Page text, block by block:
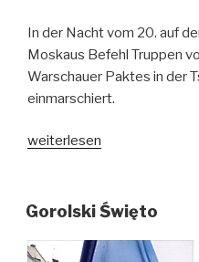
In der Nacht vom 20. auf
Moskaus Befehl Truppen
Warschauer Paktes in der
einmarschiert.
„Zerschlagung
Frühlings
55
weiterlesen
Gorolski Święto